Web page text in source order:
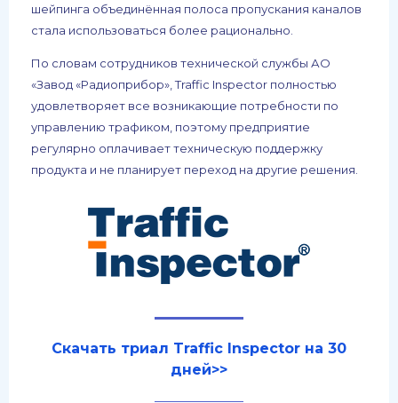
шейпинга объединённая полоса пропускания каналов
стала использоваться более рационально.
По словам сотрудников технической службы АО
«Завод «Радиоприбор», Traffic Inspector полностью
удовлетворяет все возникающие потребности по
управлению трафиком, поэтому предприятие
регулярно оплачивает техническую поддержку
продукта и не планирует переход на другие решения.
Скачать триал Traffic Inspector на 30
дней>>